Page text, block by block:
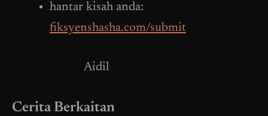
hantar kisah anda:
fiksyenshasha.com/submit
Aidil
Cerita Berkaitan